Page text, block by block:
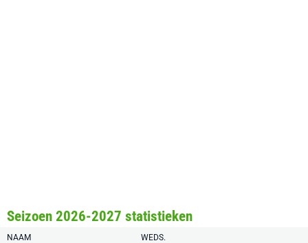
Seizoen 2026-2027 statistieken
NAAM WEDS.